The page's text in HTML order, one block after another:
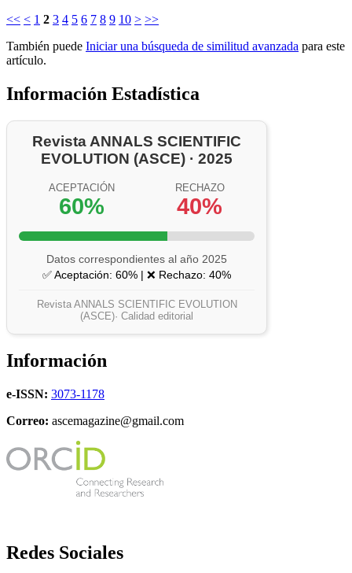
<< < 1 2 3 4 5 6 7 8 9 10 > >>
También puede Iniciar una búsqueda de similitud avanzada para este
artículo.
Información Estadística
Revista ANNALS SCIENTIFIC
EVOLUTION (ASCE) · 2025
ACEPTACIÓN
60%
RECHAZO
40%
Datos correspondientes al año 2025
✅ Aceptación: 60% | ❌ Rechazo: 40%
Revista ANNALS SCIENTIFIC EVOLUTION
(ASCE)· Calidad editorial
Información
e-ISSN: 3073-1178
Correo: ascemagazine@gmail.com
Redes Sociales